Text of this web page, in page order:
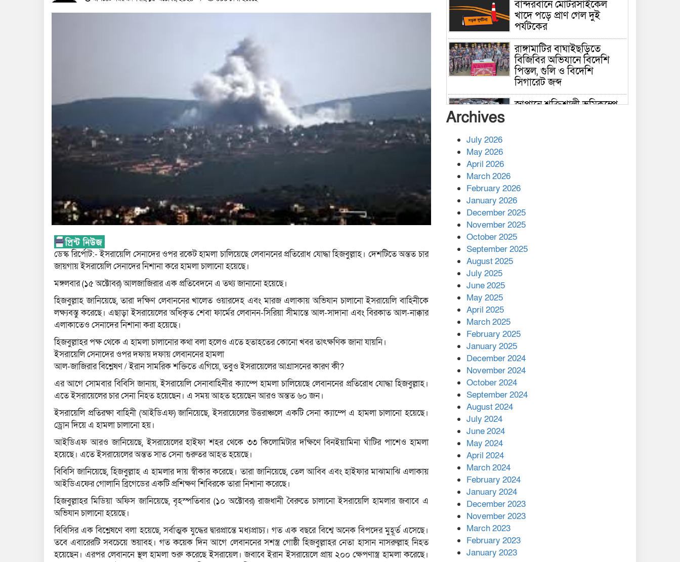
ডেস্ক রির্পোট:- ইসরায়েলি সেনাদের ওপর রকেট হামলা চালিয়েছে লেবাননের প্রতিরোধ যোদ্ধা হিজবুল্লাহ। দেশটিতে অন্তত চার
জায়গায় ইসরায়েলি সেনাদের নিশানা করে হামলা চালানো হয়েছে।
মঙ্গলবার (১৫ অক্টোবর) আলজাজিরার এক প্রতিবেদনে এ তথ্য জানানো হয়েছে।
হিজবুল্লাহ জানিয়েছে, তারা দক্ষিণ লেবাননের খালেত ওয়ারদেহ এবং মারজ এলাকায় অভিযান চালানো ইসরায়েলি বাহিনীকে
লক্ষ্যবস্তু করেছে। এছাড়া ইসরায়েলের অধিকৃত শেবা ফার্মের লেবানন-সিরিয়া সীমান্তে আল-সাদানা এবং বিরকাত আল-নাক্কার
এলাকাতেও সেনাদের নিশানা করা হয়েছে।
হিজবুল্লাহর পক্ষ থেকে এ হামলা চালানোর কথা বলা হলেও এতে হতাহতের কোনো খবর তাৎক্ষণিক জানা যায়নি।
ইসরায়েলি সেনাদের ওপর দফায় দফায় লেবাননের হামলা
আল-জাজিরার বিশ্লেষণ / ইরান সামরিক শক্তিতে এগিয়ে, তবুও ইসরায়েলের আগ্রাসনের কারণ কী?
এর আগে সোমবার বিবিসি জানায়, ইসরায়েলি সেনাবাহিনীর ক্যাম্পে হামলা চালিয়েছে লেবাননের প্রতিরোধ যোদ্ধা হিজবুল্লাহ।
এতে ইসরায়েলের চার সেনা নিহত হয়েছেন। এ সময় আহত হয়েছেন আরও অন্তত ৬০ জন।
ইসরায়েলি প্রতিরক্ষা বাহিনী (আইডিএফ) জানিয়েছে, ইসরায়েলের উত্তরাঞ্চলে একটি সেনা ক্যাম্পে এ হামলা চালানো হয়েছে।
ড্রোন দিয়ে এ হামলা চালানো হয়।
আইডিএফ আরও জানিয়েছে, ইসরায়েলের হাইফা শহর থেকে ৩৩ কিলোমিটার দক্ষিণে বিনইয়ামিনা ঘাঁটির পাশেও হামলা
হয়েছে। এতে ইসরায়েলের অন্তত সাত সেনা গুরুতর আহত হয়েছে।
বিবিসি জানিয়েছে, হিজবুল্লাহ এ হামলার দায় স্বীকার করেছে। তারা জানিয়েছে, তেল আবিব এবং হাইফার মাঝামাঝি এলাকায়
আইডিএফের গোলানি ব্রিগেডের একটি প্রশিক্ষণ শিবিরকে তারা নিশানা করেছে।
হিজবুল্লাহর মিডিয়া অফিস জানিয়েছে, বৃহস্পতিবার (১০ অক্টোবর) রাজধানী বৈরুতে চালানো ইসরায়েলি হামলার জবাবে এ
অভিযান চালানো হয়েছে।
বিবিসির এক বিশ্লেষণে বলা হয়েছে, সর্বাত্মক যুদ্ধের দ্বারপ্রান্তে মধ্যপ্রাচ্য। গত এক বছরে বিশ্বে অনেক বিপদের মুহূর্ত এসেছে।
তবে এবারেরটি সবচেয়ে ভয়াবহ। গত কয়েক দিন আগে লেবাননের সশস্ত্র গোষ্ঠী হিজবুল্লাহর নেতা হাসান নাসরুল্লাহ নিহত
হয়েছেন। এরপর লেবাননে স্থল হামলা শুরু করেছে ইসরায়েল। জবাবে ইরান ইসরায়েলে প্রায় ২০০ ক্ষেপণাস্ত্র হামলা করেছে।
বান্দরবানে মোটরসাইকেল
খাদে পড়ে প্রাণ গেল দুই
পর্যটকের
রাঙ্গামাটির বাঘাইছড়িতে
বিজিবির অভিযানে বিদেশি
পিস্তল, গুলি ও বিদেশি
সিগারেট জব্দ
জাপানে শক্তিশালী ভূমিকম্পে
কাপ্তাই প্রেস ক্লাবের সভাপতি
মাহফুজ, সম্পাদক রিপন মারমা
নির্বাচিত
মালয়েশিয়ার প্রধানমন্ত্রীকে চিঠি
দেয়ার পর ফোন তারেক
রহমানের,গ্যাস সঙ্কট
মোকাবিলায় সহায়তার আশ্বাস
এক বিলিয়ন ডলার বিনিয়োগ
হবে আনোয়ারায়
বান্দরবানে বন্যায় ক্ষতিগ্রস্তদের
মাঝে সহায়তা দিলেন সাচিং প্রু
জেরী
Archives
July 2026
May 2026
April 2026
March 2026
February 2026
January 2026
December 2025
November 2025
October 2025
September 2025
August 2025
July 2025
June 2025
May 2025
April 2025
March 2025
February 2025
January 2025
December 2024
November 2024
October 2024
September 2024
August 2024
July 2024
June 2024
May 2024
April 2024
March 2024
February 2024
January 2024
December 2023
November 2023
March 2023
February 2023
January 2023